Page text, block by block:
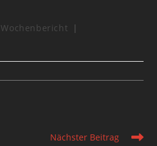
Wochenbericht
Nächster Beitrag